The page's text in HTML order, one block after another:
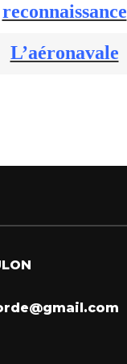
reconnaissance
L’aéronavale